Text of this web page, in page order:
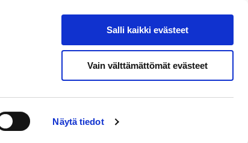
Näytä tiedot
Salli kaikki evästeet
Vain välttämättömät evästeet
Hae sivustolta